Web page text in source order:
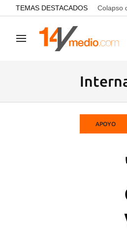
common.go-to-content
TEMAS DESTACADOS Colapso
Navegación
APOYO